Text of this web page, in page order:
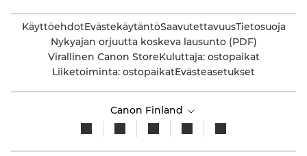
KäyttöehdotEvästekäytäntöSaavutettavuusTietosuoja
Nykyajan orjuutta koskeva lausunto (PDF)
Virallinen Canon StoreKuluttaja: ostopaikat
Liiketoiminta: ostopaikatEvästeasetukset
Canon Finland